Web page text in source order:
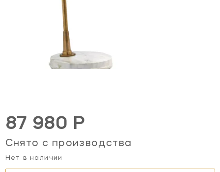
87 980 Р
Снято с производства
Нет в наличии